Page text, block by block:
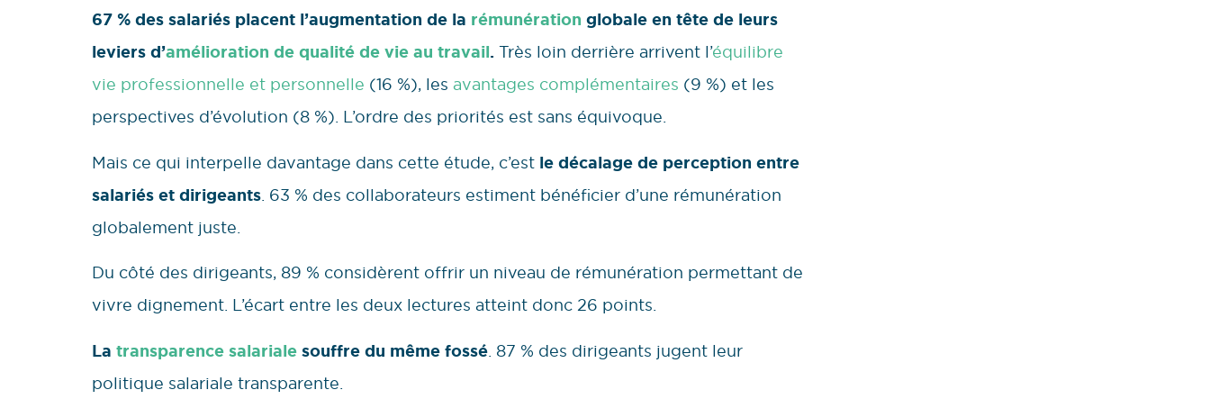
67 % des salariés placent l’augmentation de la rémunération globale en tête de leurs
leviers d’amélioration de qualité de vie au travail. Très loin derrière arrivent l’équilibre
vie professionnelle et personnelle (16 %), les avantages complémentaires (9 %) et les
perspectives d’évolution (8 %). L’ordre des priorités est sans équivoque.
Mais ce qui interpelle davantage dans cette étude, c’est le décalage de perception entre
salariés et dirigeants. 63 % des collaborateurs estiment bénéficier d’une rémunération
globalement juste.
Du côté des dirigeants, 89 % considèrent offrir un niveau de rémunération permettant de
vivre dignement. L’écart entre les deux lectures atteint donc 26 points.
La transparence salariale souffre du même fossé. 87 % des dirigeants jugent leur
politique salariale transparente.